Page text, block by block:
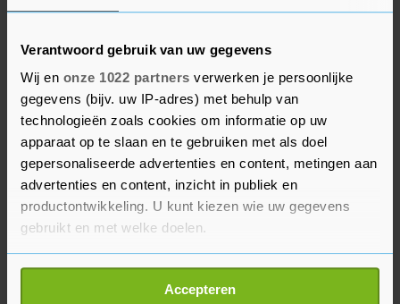
Verantwoord gebruik van uw gegevens
Wij en onze 1022 partners verwerken je persoonlijke
gegevens (bijv. uw IP-adres) met behulp van
technologieën zoals cookies om informatie op uw
apparaat op te slaan en te gebruiken met als doel
gepersonaliseerde advertenties en content, metingen aan
advertenties en content, inzicht in publiek en
productontwikkeling. U kunt kiezen wie uw gegevens
gebruikt en met welke doelen.
Als u het toestaat, willen we ook graag:
Informatie verzamelen over uw geografische
Accepteren
Daarop zijn inderdaad natuurgebieden met veel
water, zoals de Waddenzee en de Oosterschelde,
aangemerkt als stikstofgevoelig.
Te veel stikstof is onder meer problematisch voor
de natuur, omdat bepaalde plantensoorten
erdoor gaan woekeren en zo andere soorten
verdringen. Hoge concentraties ammoniak en
stikstofoxiden zijn overigens ook slecht voor de
luchtkwaliteit en daarmee voor de gezondheid.